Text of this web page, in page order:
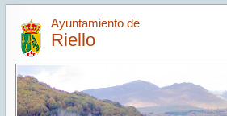
Ayuntamiento de
Riello